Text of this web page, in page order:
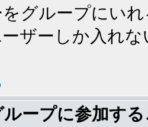
グループにい
ザーしか入れ
ープに参加す